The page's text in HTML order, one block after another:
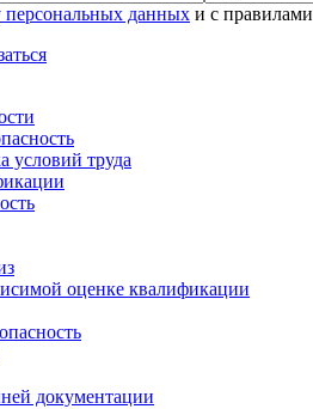
персональных данных и с правилами
условий труда
оценке квалификации
документации